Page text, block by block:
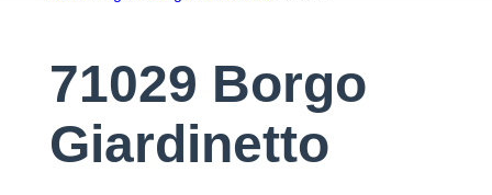
71029 Borgo
Giardinetto